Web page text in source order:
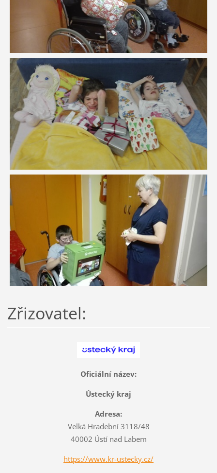
Zřizovatel:
Oficiální název:
Ústecký kraj
Adresa:
Velká Hradební 3118/48
40002 Ústí nad Labem
https://www.kr-ustecky.cz/